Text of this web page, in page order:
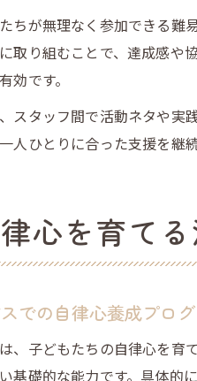
ちが無理なく参加できる難
取り組むことで、達成感や
効です。
スタッフ間で活動ネタや
人ひとりに合った支援を継
心を育て
での自律心養成プロ
、子どもたちの自律心を育
基礎的な能力です。具体的